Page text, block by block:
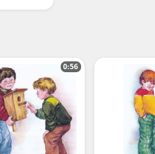
0:56